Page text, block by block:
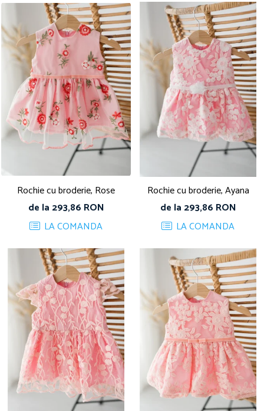
Rochie cu broderie, Rose
de la 293,86 RON
LA COMANDA
Rochie cu broderie, Ayana
de la 293,86 RON
LA COMANDA